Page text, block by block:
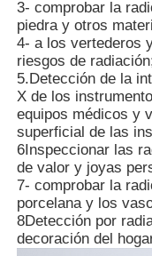
sensor del rayo
Sistema de
detector del radón
Monitor de iones
Detector de
3- comprobar la
piedra y otros
4- a los vertederos
riesgos de
5.Detección de la
X de los
equipos médicos y
superficial de las
6Inspeccionar las
de valor y joyas
7- comprobar la
porcelana y los
8Detección por
decoración del